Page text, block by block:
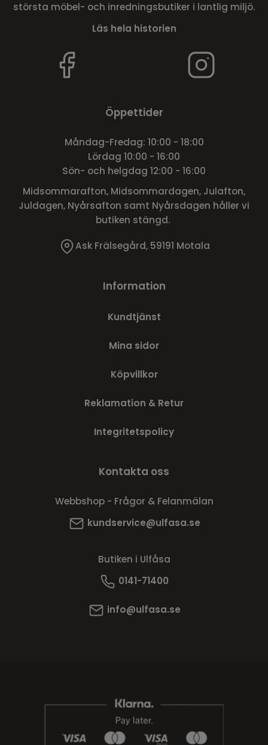
största möbel- och inredningsbutiker i lantlig miljö.
Läs hela historien
Öppettider
Måndag-Fredag: 10:00 - 18:00
Lördag 10:00 - 16:00
Sön- och helgdag 12:00 - 16:00
Midsommarafton, Midsommardagen, Julafton,
Juldagen, Nyårsafton samt Nyårsdagen håller vi
butiken stängd.
Ask Frälsegård, 59191 Motala
Information
Kundtjänst
Mina sidor
Köpvillkor
Reklamation & Retur
Integritetspolicy
Kontakta oss
Webbshop - Frågor & Felanmälan
kundservice@ulfasa.se
Butiken i Ulfåsa
0141-71400
info@ulfasa.se